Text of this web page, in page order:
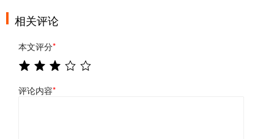
相关评论
本文评分*
评论内容*